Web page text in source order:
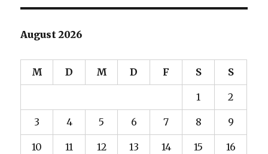
August 2026
M D M D F S S
1 2
3 4 5 6 7 8 9
10 11 12 13 14 15 16